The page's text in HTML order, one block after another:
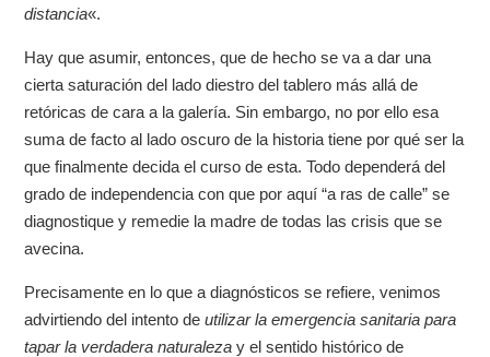
distancia«.
Hay que asumir, entonces, que de hecho se va a dar una
cierta saturación del lado diestro del tablero más allá de
retóricas de cara a la galería. Sin embargo, no por ello esa
suma de facto al lado oscuro de la historia tiene por qué ser la
que finalmente decida el curso de esta. Todo dependerá del
grado de independencia con que por aquí “a ras de calle” se
diagnostique y remedie la madre de todas las crisis que se
avecina.
Precisamente en lo que a diagnósticos se refiere, venimos
advirtiendo del intento de utilizar la emergencia sanitaria para
tapar la verdadera naturalezay el sentido histórico de